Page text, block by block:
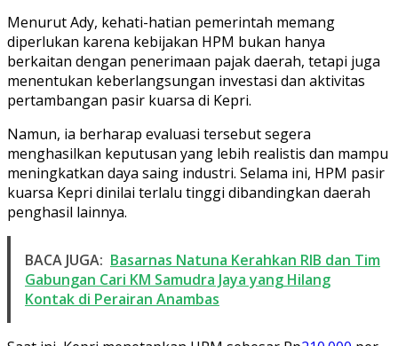
Menurut Ady, kehati-hatian pemerintah memang
diperlukan karena kebijakan HPM bukan hanya
berkaitan dengan penerimaan pajak daerah, tetapi juga
menentukan keberlangsungan investasi dan aktivitas
pertambangan pasir kuarsa di Kepri.
Namun, ia berharap evaluasi tersebut segera
menghasilkan keputusan yang lebih realistis dan mampu
meningkatkan daya saing industri. Selama ini, HPM pasir
kuarsa Kepri dinilai terlalu tinggi dibandingkan daerah
penghasil lainnya.
BACA JUGA: Basarnas Natuna Kerahkan RIB dan Tim
Gabungan Cari KM Samudra Jaya yang Hilang
Kontak di Perairan Anambas